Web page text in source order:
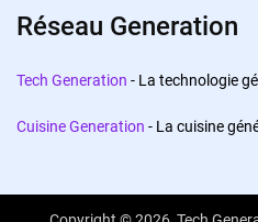
Réseau Generation
Tech Generation - La technologie
Cuisine Generation - La cuisine